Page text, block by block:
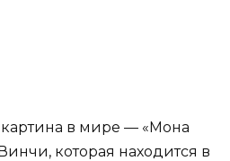
картина в мире — «Мона
которая находится в